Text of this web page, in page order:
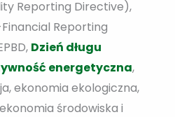
Reporting Directive),
Reporting
Dzień długu
energetyczna,
ekonomia ekologiczna,
środowiska i